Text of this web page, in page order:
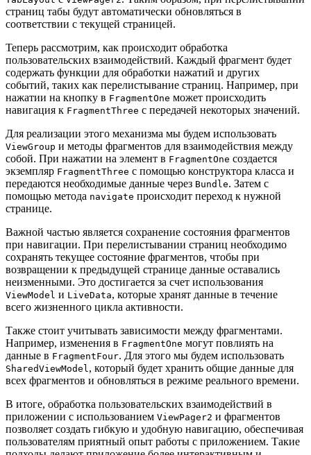
страниц табы будут автоматически обновляться в
соответствии с текущей страницей.
Теперь рассмотрим, как происходит обработка
пользовательских взаимодействий. Каждый фрагмент будет
содержать функции для обработки нажатий и других
событий, таких как перелистывание страниц. Например, при
нажатии на кнопку в FragmentOne может происходить
навигация к FragmentThree с передачей некоторых значений.
Для реализации этого механизма мы будем использовать
ViewGroup и методы фрагментов для взаимодействия между
собой. При нажатии на элемент в FragmentOne создается
экземпляр FragmentThree с помощью конструктора класса и
передаются необходимые данные через Bundle. Затем с
помощью метода navigate происходит переход к нужной
странице.
Важной частью является сохранение состояния фрагментов
при навигации. При перелистывании страниц необходимо
сохранять текущее состояние фрагментов, чтобы при
возвращении к предыдущей странице данные оставались
неизменными. Это достигается за счет использования
ViewModel и LiveData, которые хранят данные в течение
всего жизненного цикла активности.
Также стоит учитывать зависимости между фрагментами.
Например, изменения в FragmentOne могут повлиять на
данные в FragmentFour. Для этого мы будем использовать
SharedViewModel , который будет хранить общие данные для
всех фрагментов и обновляться в режиме реального времени.
В итоге, обработка пользовательских взаимодействий в
приложении с использованием ViewPager2 и фрагментов
позволяет создать гибкую и удобную навигацию, обеспечивая
пользователям приятный опыт работы с приложением. Такие